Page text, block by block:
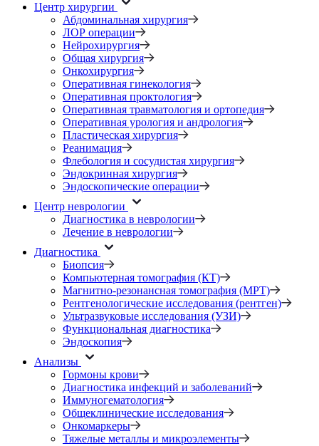
Центр хирургии
Абдоминальная хирургия
ЛОР операции
Нейрохирургия
Общая хирургия
Онкохирургия
Оперативная гинекология
Оперативная проктология
Оперативная травматология и ортопедия
Оперативная урология и андрология
Пластическая хирургия
Реанимация
Флебология и сосудистая хирургия
Эндокринная хирургия
Эндоскопические операции
Центр неврологии
Диагностика в неврологии
Лечение в неврологии
Диагностика
Биопсия
Компьютерная томография (КТ)
Магнитно-резонансная томография (МРТ)
Рентгенологические исследования (рентген)
Ультразвуковые исследования (УЗИ)
Функциональная диагностика
Эндоскопия
Анализы
Гормоны крови
Диагностика инфекций и заболеваний
Иммуногематология
Общеклинические исследования
Онкомаркеры
Тяжелые металлы и микроэлементы